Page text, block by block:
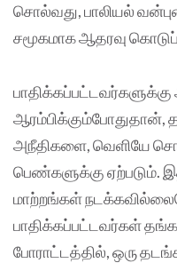
சொல்வது, பாலியல்
சமூகமாக ஆதரவு
ஆரம்பிக்கும்போதுதான்,
அநீதிகளை, வெளியே
பெண்களுக்கு ஏற்படும்.
மாற்றங்கள்
பாதிக்கப்பட்டவர்கள்
போராட்டத்தில், ஒரு